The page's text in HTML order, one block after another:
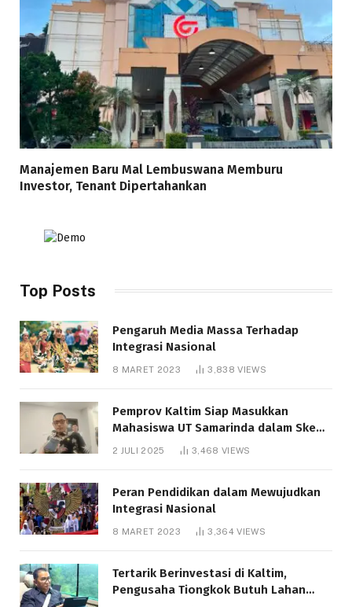
Manajemen Baru Mal Lembuswana Memburu
Investor, Tenant Dipertahankan
Top Posts
Pengaruh Media Massa Terhadap
Integrasi Nasional
8 MARET 2023 3,838VIEWS
Pemprov Kaltim Siap Masukkan
Mahasiswa UT Samarinda dalam Skema
Bantuan Pendidikan Gratispol
2 JULI 2025 3,468 VIEWS
Peran Pendidikan dalam Mewujudkan
Integrasi Nasional
8 MARET 2023 3,364VIEWS
Tertarik Berinvestasi di Kaltim,
Pengusaha Tiongkok Butuh Lahan